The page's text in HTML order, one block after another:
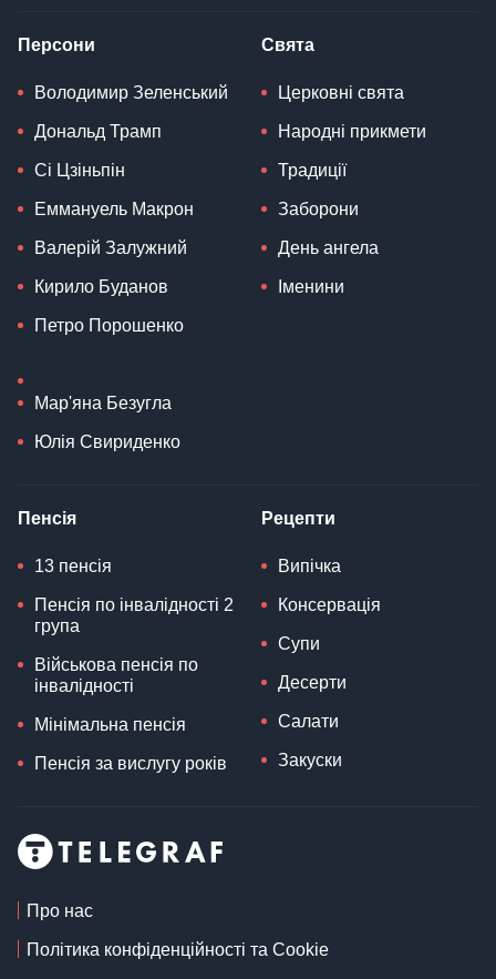
Персони
Володимир Зеленський
Дональд Трамп
Сі Цзіньпін
Еммануель Макрон
Валерій Залужний
Кирило Буданов
Петро Порошенко
Мар'яна Безугла
Юлія Свириденко
Свята
Церковні свята
Народні прикмети
Традиції
Заборони
День ангела
Іменини
Пенсія
13 пенсія
Пенсія по інвалідності 2
група
Військова пенсія по
інвалідності
Мінімальна пенсія
Пенсія за вислугу років
Рецепти
Випічка
Консервація
Супи
Десерти
Салати
Закуски
Про нас
Політика конфіденційності та Cookie